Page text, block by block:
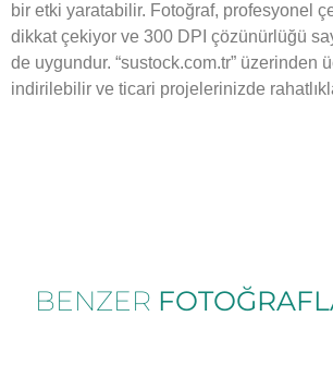
bir etki yaratabilir. Fotoğraf, profesyonel
dikkat çekiyor ve 300 DPI çözünürlüğü
de uygundur. “sustock.com.tr” üzerinden
indirilebilir ve ticari projelerinizde
BENZER